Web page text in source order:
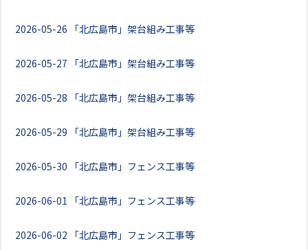
2026-05-26 「北広島市」架台組み工事等
2026-05-27 「北広島市」架台組み工事等
2026-05-28 「北広島市」架台組み工事等
2026-05-29 「北広島市」架台組み工事等
2026-05-30 「北広島市」フェンス工事等
2026-06-01 「北広島市」フェンス工事等
2026-06-02 「北広島市」フェンス工事等